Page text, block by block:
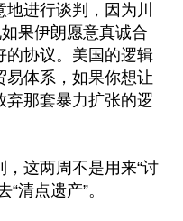
进行谈判，因为川
果伊朗愿意真诚合
的协议。美国的逻辑
易体系，如果你想让
弃那套暴力扩张的逻
这两周不是用来“讨
清点遗产”。